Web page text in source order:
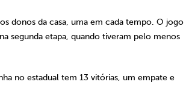
donos da casa, uma em cada tempo. O jogo
segunda etapa, quando tiveram pelo menos
no estadual tem 13 vitórias, um empate e